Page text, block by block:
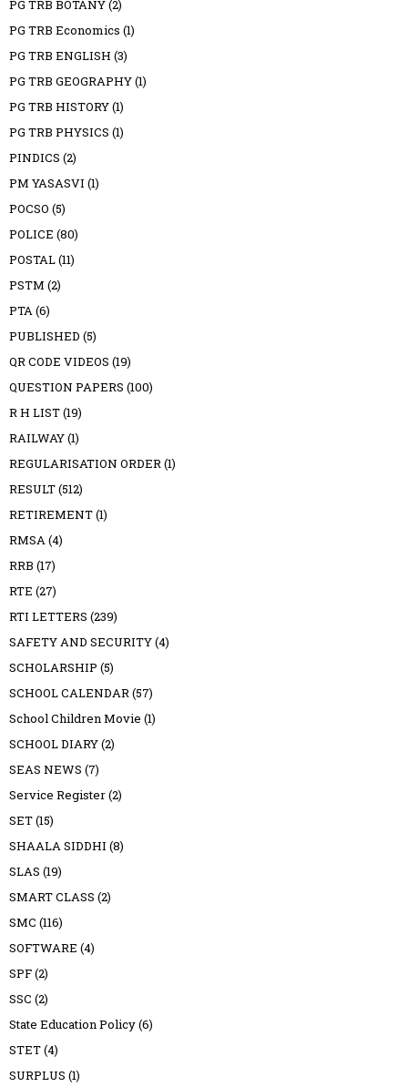
PG TRB BOTANY(2)
PG TRB Economics (1)
PG TRB ENGLISH (3)
PG TRB GEOGRAPHY(1)
PG TRB HISTORY(1)
PG TRB PHYSICS (1)
PINDICS (2)
PM YASASVI (1)
POCSO (5)
POLICE (80)
POSTAL(11)
PSTM (2)
PTA(6)
PUBLISHED (5)
QR CODE VIDEOS (19)
QUESTION PAPERS (100)
R H LIST(19)
RAILWAY(1)
REGULARISATION ORDER(1)
RESULT(512)
RETIREMENT(1)
RMSA(4)
RRB (17)
RTE (27)
RTI LETTERS (239)
SAFETY AND SECURITY(4)
SCHOLARSHIP (5)
SCHOOL CALENDAR(57)
School Children Movie (1)
SCHOOL DIARY(2)
SEAS NEWS (7)
Service Register(2)
SET(15)
SHAALA SIDDHI (8)
SLAS (19)
SMART CLASS (2)
SMC (116)
SOFTWARE (4)
SPF(2)
SSC (2)
State Education Policy(6)
STET(4)
SURPLUS (1)